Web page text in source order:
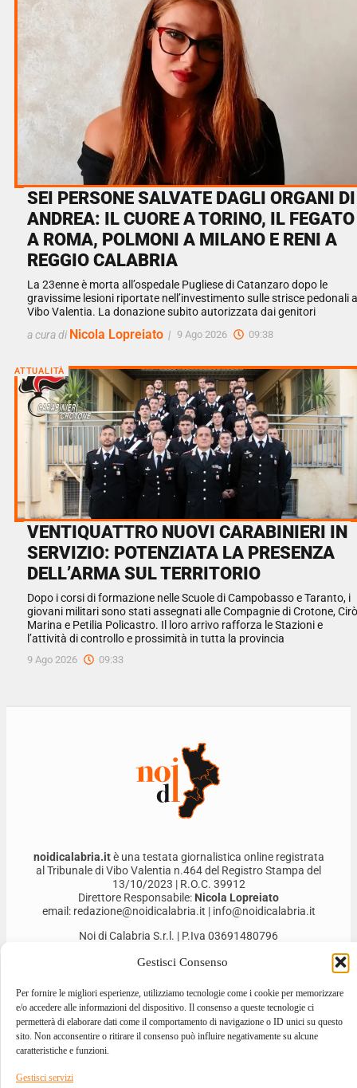
Gestisci Consenso
Per fornire le migliori esperienze, utilizziamo tecnologie come i cookie per memorizzare
e/o accedere alle informazioni del dispositivo. Il consenso a queste tecnologie ci
permetterà di elaborare dati come il comportamento di navigazione o ID unici su questo
sito. Non acconsentire o ritirare il consenso può influire negativamente su alcune
caratteristiche e funzioni.
Gestisci servizi
SEI PERSONE SALVATE DAGLI ORGANI DI
ANDREA: IL CUORE A TORINO, IL FEGATO
A ROMA, POLMONI A MILANO E RENI A
REGGIO CALABRIA
La 23enne è morta all’ospedale Pugliese di Catanzaro dopo le
gravissime lesioni riportate nell’investimento sulle strisce pedonali a
Vibo Valentia. La donazione subito autorizzata dai genitori
a cura di Nicola Lopreiato | 9 Ago 2026 09:38
ATTUALITÀ
VENTIQUATTRO NUOVI CARABINIERI IN
SERVIZIO: POTENZIATA LA PRESENZA
DELL’ARMA SUL TERRITORIO
Dopo i corsi di formazione nelle Scuole di Campobasso e Taranto, i
giovani militari sono stati assegnati alle Compagnie di Crotone, Cirò
Marina e Petilia Policastro. Il loro arrivo rafforza le Stazioni e
l’attività di controllo e prossimità in tutta la provincia
9 Ago 2026 09:33
noidicalabria.itè una testata giornalistica online registrata
al Tribunale di Vibo Valentia n.464 del Registro Stampa del
13/10/2023 | R.O.C. 39912
Direttore Responsabile: Nicola Lopreiato
email: redazione@noidicalabria.it | info@noidicalabria.it
Noi di Calabria S.r.l. | P.Iva 03691480796